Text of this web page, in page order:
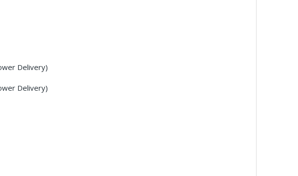
Delivery)
Delivery)